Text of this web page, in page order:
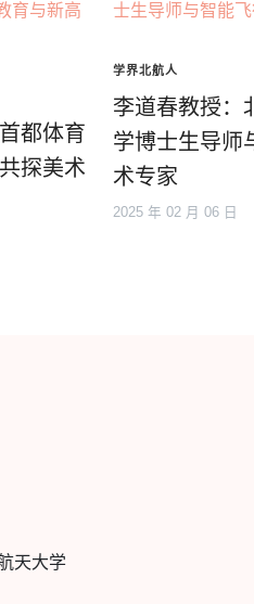
都体育
探美术
学界北航人
李道春教授：
学博士生导师
术专家
2025 年 02 月 06 日
天大学